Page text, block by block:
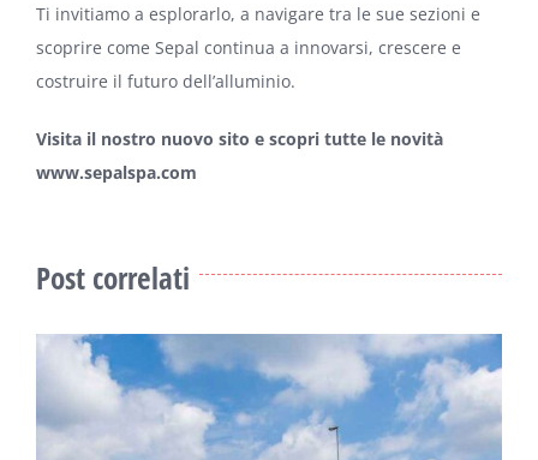
Ti invitiamo a esplorarlo, a navigare tra le sue sezioni e
scoprire come Sepal continua a innovarsi, crescere e
costruire il futuro dell’alluminio.
Visita il nostro nuovo sito e scopri tutte le novità
www.sepalspa.com
Post correlati